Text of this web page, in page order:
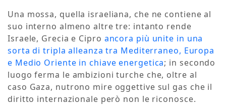
Una mossa, quella israeliana, che ne contiene al
suo interno almeno altre tre: intanto rende
Israele, Grecia e Cipro ancora più unite in una
sorta di tripla alleanza tra Mediterraneo, Europa
e Medio Oriente in chiave energetica; in secondo
luogo ferma le ambizioni turche che, oltre al
caso Gaza, nutrono mire oggettive sul gas che il
diritto internazionale però non le riconosce.